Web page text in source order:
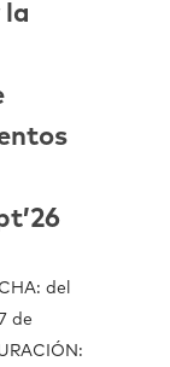
la
del
de